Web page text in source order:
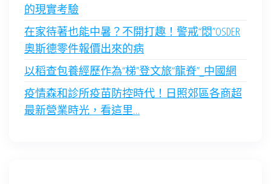
的現實考驗
在家待著也能中暑？不開打趣！警戒“悶”OSDER
奧斯德零件報價出來的病
以稻查包養經歷作為“梯”登文旅“龍脊”_中國網
疫情森和診所疫苗防控時代！日照郊區各商超
最新營業時光，看這里…